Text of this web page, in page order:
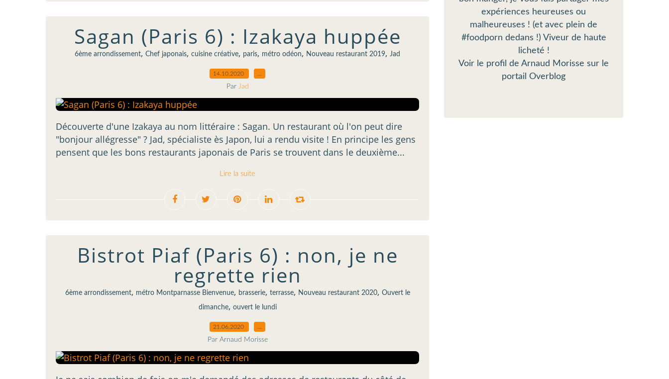
Sagan (Paris 6) : Izakaya huppée
6ème arrondissement, Chef japonais, cuisine créative, paris, métro odéon, Nouveau restaurant 2019, Jad
14.10.2020
Par Jad
Découverte d'une Izakaya au nom littéraire : Sagan. Un restaurant où l'on peut dire
"bonjour allégresse" ? Jad, spécialiste ès Japon, lui a rendu visite ! En principe les gens
pensent que les bons restaurants japonais de Paris se trouvent dans le deuxième...
Lire la suite
Bistrot Piaf (Paris 6) : non, je ne
regrette rien
6ème arrondissement, métro Montparnasse Bienvenue, brasserie, terrasse, Nouveau restaurant 2020, Ouvert le
dimanche, ouvert le lundi
21.06.2020
Par Arnaud Morisse
expériences heureuses ou
malheureuses ! (et avec plein de
#foodporn dedans !) Viveur de haute
licheté !
Voir le profil de Arnaud Morisse sur le
portail Overblog